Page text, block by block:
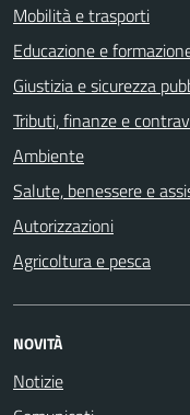
Mobilità e trasporti
Educazione e
Giustizia e sicurezza
Tributi, finanze e
Ambiente
Salute, benessere e
Autorizzazioni
Agricoltura e pesca
NOVITÀ
Notizie